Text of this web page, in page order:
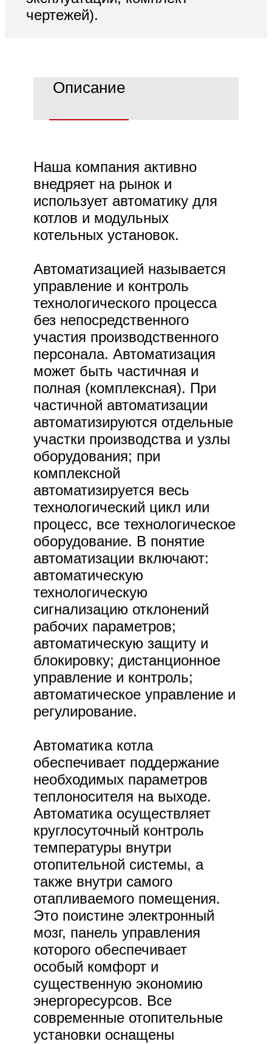
чертежей).
Описание
Наша компания активно
внедряет на рынок и
использует автоматику для
котлов и модульных
котельных установок.
Автоматизацией называется
управление и контроль
технологического процесса
без непосредственного
участия производственного
персонала. Автоматизация
может быть частичная и
полная (комплексная). При
частичной автоматизации
автоматизируются отдельные
участки производства и узлы
оборудования; при
комплексной
автоматизируется весь
технологический цикл или
процесс, все технологическое
оборудование. В понятие
автоматизации включают:
автоматическую
технологическую
сигнализацию отклонений
рабочих параметров;
автоматическую защиту и
блокировку; дистанционное
управление и контроль;
автоматическое управление и
регулирование.
Автоматика котла
обеспечивает поддержание
необходимых параметров
теплоносителя на выходе.
Автоматика осуществляет
круглосуточный контроль
температуры внутри
отопительной системы, а
также внутри самого
отапливаемого помещения.
Это поистине электронный
мозг, панель управления
которого обеспечивает
особый комфорт и
существенную экономию
энергоресурсов. Все
современные отопительные
установки оснащены